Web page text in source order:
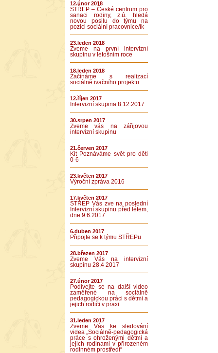
12.únor 2018
STŘEP – České centrum pro
sanaci rodiny, z.ú. hledá
novou posilu do týmu na
pozici sociální pracovnice/ík
23.leden 2018
Zveme na první intervizní
skupinu v letošním roce
18.leden 2018
Začínáme s realizací
sociálně ivačního projektu
12.říjen 2017
Intervizní skupina 8.12.2017
30.srpen 2017
Zveme vás na zářijovou
intervizní skupinu
21.červen 2017
Kit Poznáváme svět pro děti
0-6
23.květen 2017
Výroční zpráva 2016
17.květen 2017
STŘEP Vás zve na poslední
Intervizní skupinu před létem,
dne 9.6.2017
6.duben 2017
Připojte se k týmu STŘEPu
28.březen 2017
Zveme Vás na intervizní
skupinu 28.4 2017
27.únor 2017
Podívejte se na další video
zaměřené na sociálně
pedagogickou práci s dětmi a
jejich rodiči v praxi
31.leden 2017
Zveme Vás ke sledování
videa „Sociálně-pedagogická
práce s ohroženými dětmi a
jejich rodinami v přirozeném
rodinném prostředí“